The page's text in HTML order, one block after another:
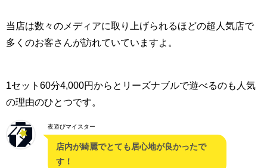
当店は数々のメディアに取り上げられるほどの超人気店で
多くのお客さんが訪れていていますよ。
1セット60分4,000円からとリーズナブルで遊べるのも人気
の理由のひとつです。
夜遊びマイスター
店内が綺麗でとても居心地が良かったで
す！